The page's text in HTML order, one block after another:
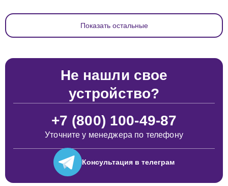
Показать остальные
Не нашли свое
устройство?
+7 (800) 100-49-87
Уточните у менеджера по телефону
Консультация в телеграм